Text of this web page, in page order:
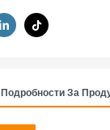
Подробности За